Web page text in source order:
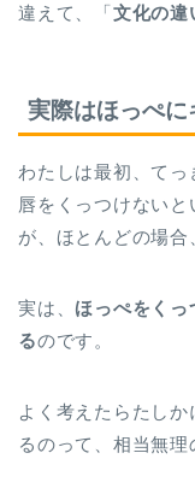
違えて、「文化の違
実際はほっぺ
わたしは最初、て
唇をくっつけない
が、ほとんどの場合
実は、 ほっぺをくっ
るのです。
よく考えたらたし
るのって、相当無理